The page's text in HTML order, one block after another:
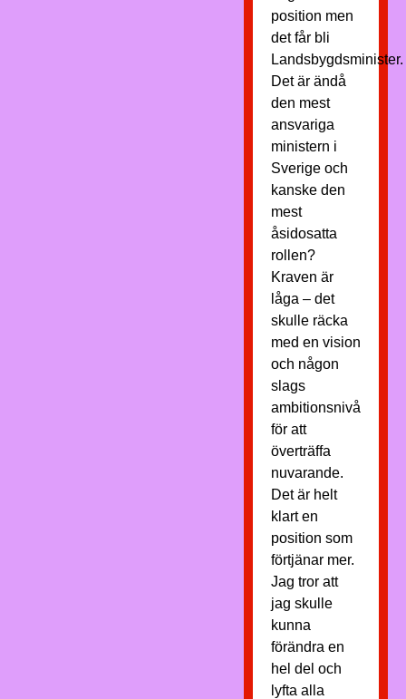
position men
det får bli
Landsbygdsminister.
Det är ändå
den mest
ansvariga
ministern i
Sverige och
kanske den
mest
åsidosatta
rollen?
Kraven är
låga – det
skulle räcka
med en vision
och någon
slags
ambitionsnivå
för att
överträffa
nuvarande.
Det är helt
klart en
position som
förtjänar mer.
Jag tror att
jag skulle
kunna
förändra en
hel del och
lyfta alla